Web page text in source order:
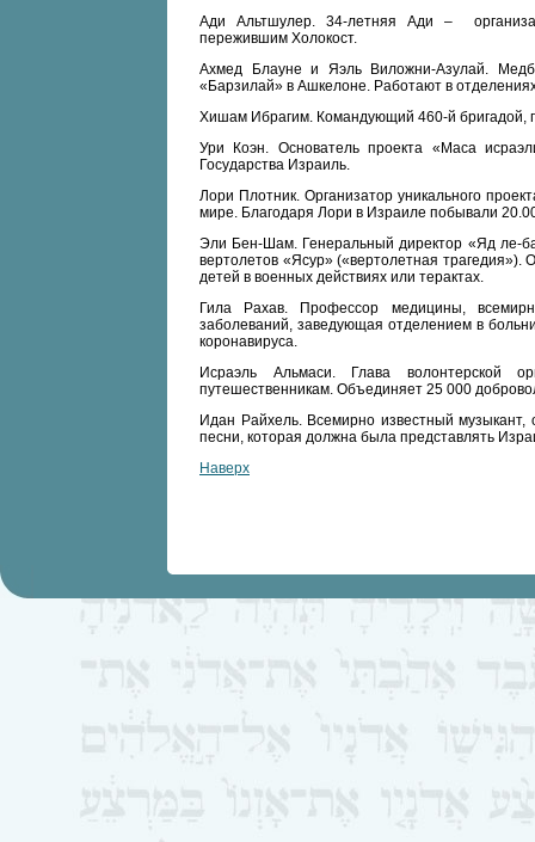
Ади Альтшулер. 34-летняя Ади –
пережившим Холокост.
Ахмед Блауне и Яэль Виложни-Азулай.
«Барзилай» в Ашкелоне. Работают в
Хишам Ибрагим. Командующий 460-й бригадой,
Ури Коэн. Основатель проекта «Маса
Государства Израиль.
Лори Плотник. Организатор уникального
мире. Благодаря Лори в Израиле побывали
Эли Бен-Шам. Генеральный директор «Яд ле-
вертолетов «Ясур» («вертолетная
детей в военных действиях или терактах.
Гила Рахав. Профессор медицины,
заболеваний, заведующая отделением в
коронавируса.
Исраэль Альмаси. Глава волонтерской
путешественникам. Объединяет 25 000
Идан Райхель. Всемирно известный
песни, которая должна была представлять
Наверх